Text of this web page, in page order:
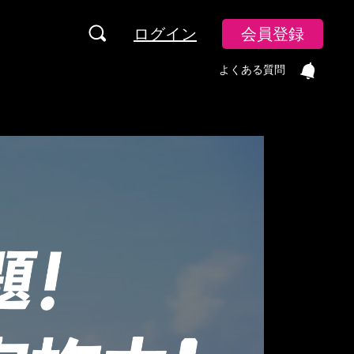
ログイン 会員登録
よくある質問